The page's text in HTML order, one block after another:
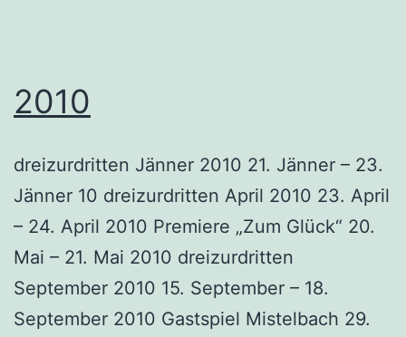
2010
dreizurdritten Jänner 2010 21. Jänner – 23.
Jänner 10 dreizurdritten April 2010 23. April
– 24. April 2010 Premiere „Zum Glück“ 20.
Mai – 21. Mai 2010 dreizurdritten
September 2010 15. September – 18.
September 2010 Gastspiel Mistelbach 29.